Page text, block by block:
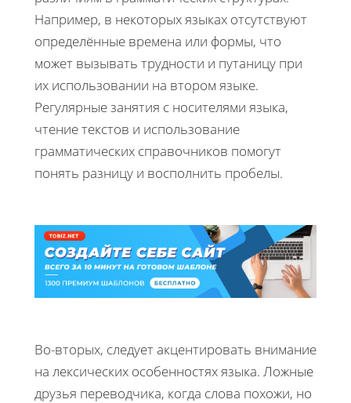
Например, в некоторых языках отсутствуют
определённые времена или формы, что
может вызывать трудности и путаницу при
их использовании на втором языке.
Регулярные занятия с носителями языка,
чтение текстов и использование
грамматических справочников помогут
понять разницу и восполнить пробелы.
Во-вторых, следует акцентировать внимание
на лексических особенностях языка. Ложные
друзья переводчика, когда слова похожи, но